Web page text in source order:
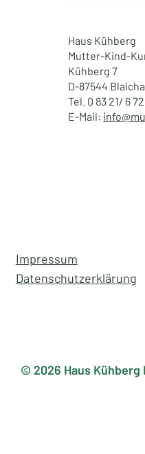
Haus Kühberg
Mutter-Kind-
Kühberg 7
D-87544
Tel. 0 83 21/ 6
E-Mail:
Impressum
Datenschutzerklärung
© 2026 Haus